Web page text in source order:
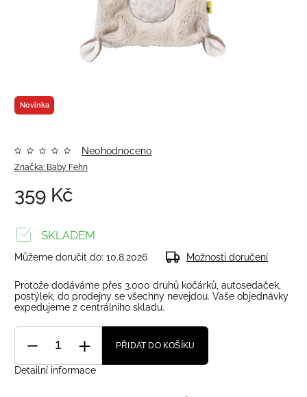
Novinka
Značka: Baby Fehn
Neohodnoceno
359 Kč
SKLADEM
Můžeme doručit do: 10.8.2026 Možnosti doručení
Protože dodáváme přes 3.000 druhů kočárků, autosedaček,
postýlek, do prodejny se všechny nevejdou. Vaše objednávky
expedujeme z centrálního skladu.
PŘIDAT DO KOŠÍKU
Detailní informace